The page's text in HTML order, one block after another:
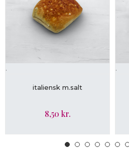
LÆG I KURV
.
italiensk m.salt
8,50 kr.
.